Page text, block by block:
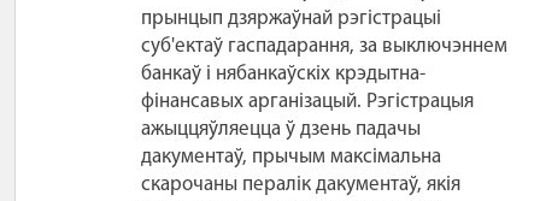
прынцып дзяржаўнай рэгістрацыі
суб'ектаў гаспадарання, за выключэннем
банкаў і нябанкаўскіх крэдытна-
фінансавых арганізацый. Рэгістрацыя
ажыццяўляецца ў дзень падачы
дакументаў, прычым максімальна
скарочаны пералік дакументаў, якія